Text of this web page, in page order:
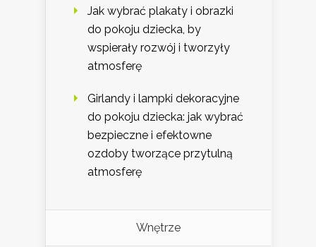
Jak wybrać plakaty i obrazki
do pokoju dziecka, by
wspierały rozwój i tworzyły
atmosferę
Girlandy i lampki dekoracyjne
do pokoju dziecka: jak wybrać
bezpieczne i efektowne
ozdoby tworzące przytulną
atmosferę
Wnętrze